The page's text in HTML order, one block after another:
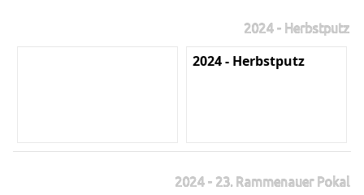
2024 - Herbstputz
2024 - Herbstputz
2024 - 23. Rammenauer Pokal